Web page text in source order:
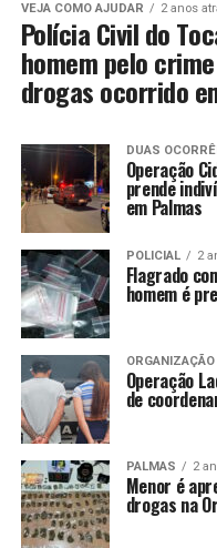
VEJA COMO AJUDAR 2 anos
Polícia Civil do
homem pelo
drogas ocorrido
DUAS
Operação
prende
em Palmas
POLICIAL 2
Flagrado
homem é
Operação
de
PALMAS 2
Menor é
drogas na